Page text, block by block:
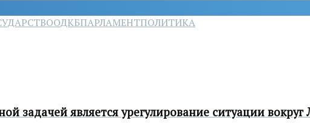
ОДКБПАРЛАМЕНТПОЛИТИКА
задачей является урегулирование ситуации